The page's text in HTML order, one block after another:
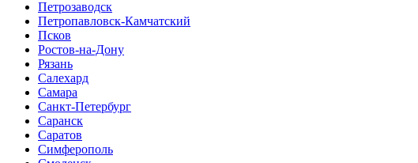
Петрозаводск
Петропавловск-Камчатский
Псков
Ростов-на-Дону
Рязань
Салехард
Самара
Санкт-Петербург
Саранск
Саратов
Симферополь